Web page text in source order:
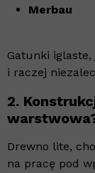
Merbau
Gatunki
i raczej
2.
Drewno lite,
na pracę pod